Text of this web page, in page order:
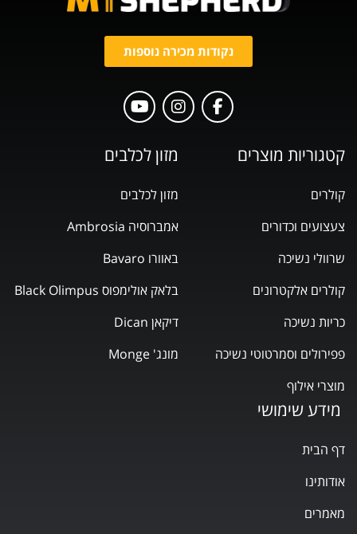
מידע שימושי
דף הבית
אודותינו
מאמרים
מזון לכלבים
מזון לכלבים
אמברוסיה Ambrosia
באוורו Bavaro
בלאק אולימפוס Black Olimpus
דיקאן Dican
מונג' Monge
קטגוריות מוצרים
קולרים
צעצועים וכדורים
שרוולי נשיכה
קולרים אלקטרונים
כריות נשיכה
פפירולים וסמרטוטי נשיכה
מוצרי אילוף
נקודות מכירה נוספות